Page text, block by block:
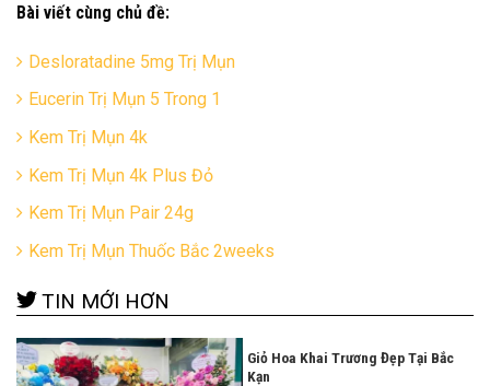
Bài viết cùng chủ đề:
Desloratadine 5mg Trị Mụn
Eucerin Trị Mụn 5 Trong 1
Kem Trị Mụn 4k
Kem Trị Mụn 4k Plus Đỏ
Kem Trị Mụn Pair 24g
Kem Trị Mụn Thuốc Bắc 2weeks
TIN MỚI HƠN
Giỏ Hoa Khai Trương Đẹp Tại Bắc
Kạn